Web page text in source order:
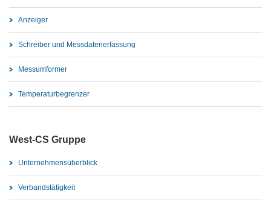
Anzeiger
Schreiber und Messdatenerfassung
Messumformer
Temperaturbegrenzer
West-CS Gruppe
Unternehmensüberblick
Verbandstätigkeit